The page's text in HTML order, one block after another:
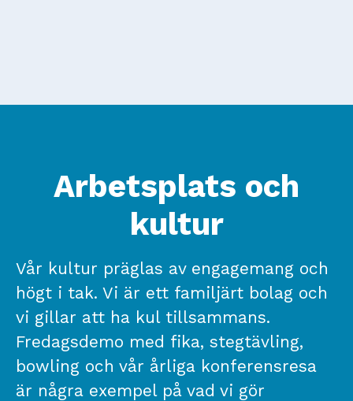
Arbetsplats och
kultur
Vår kultur präglas av engagemang och
högt i tak. Vi är ett familjärt bolag och
vi gillar att ha kul tillsammans.
Fredagsdemo med fika, stegtävling,
bowling och vår årliga konferensresa
är några exempel på vad vi gör